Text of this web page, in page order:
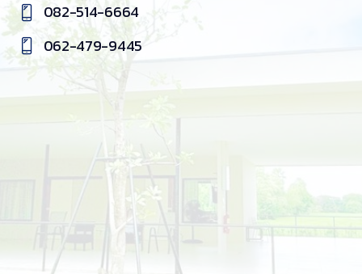
082-514-6664
062-479-9445